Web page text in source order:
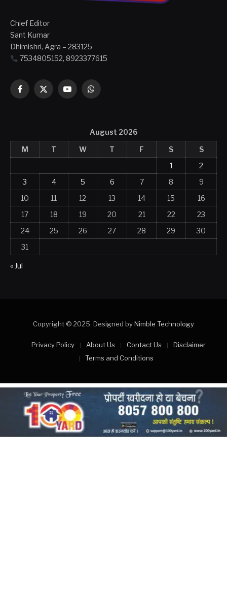
Chief Editor
Sant Kumar
Dhimishri, Agra – 283125
7534805152, 8923377615
Facebook
X
YouTubeWhatsApp
August 2026
M
T W T F S
S
1
2
3
4 5 6 7 8
9
10
11 12 13 14 15
16
17
18 19 20 21 22
23
24
25 26 27 28 29
30
31
« Jul
Copyright © 2025. Designed byNimble Technology
Privacy Policy About Us Contact Us
Disclaimer
Terms and Conditions